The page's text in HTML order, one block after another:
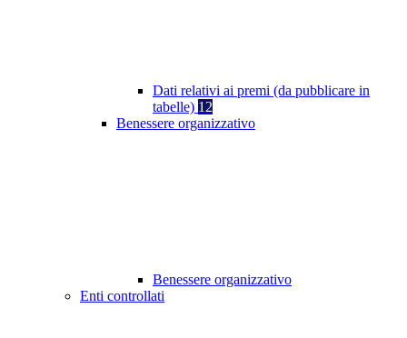
Dati relativi ai premi (da pubblicare in
tabelle) 12
Benessere organizzativo
Benessere organizzativo
Enti controllati